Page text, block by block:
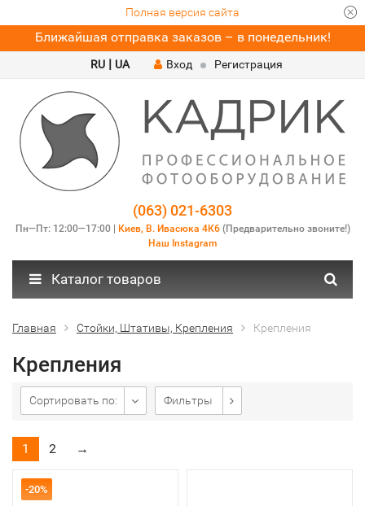
Полная версия сайта
Ближайшая отправка заказов – в понедельник!
RU | UA Вход Регистрация
(063) 021-6303
Пн—Пт: 12:00—17:00 | Киев, В. Ивасюка 4К6(Предварительно звоните!)
Наш Instagram
Каталог товаров
Главная Стойки, Штативы, Крепления Крепления
Крепления
Сортировать по: Фильтры
1 2 →
-20%